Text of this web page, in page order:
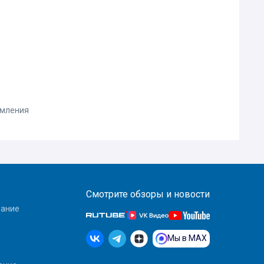
Смотрите обзоры и новости
Мы в MAX